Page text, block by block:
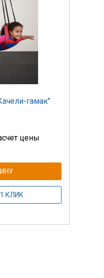
гамак"
цены
КЛИК